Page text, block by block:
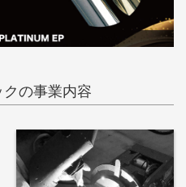
クの事業内容